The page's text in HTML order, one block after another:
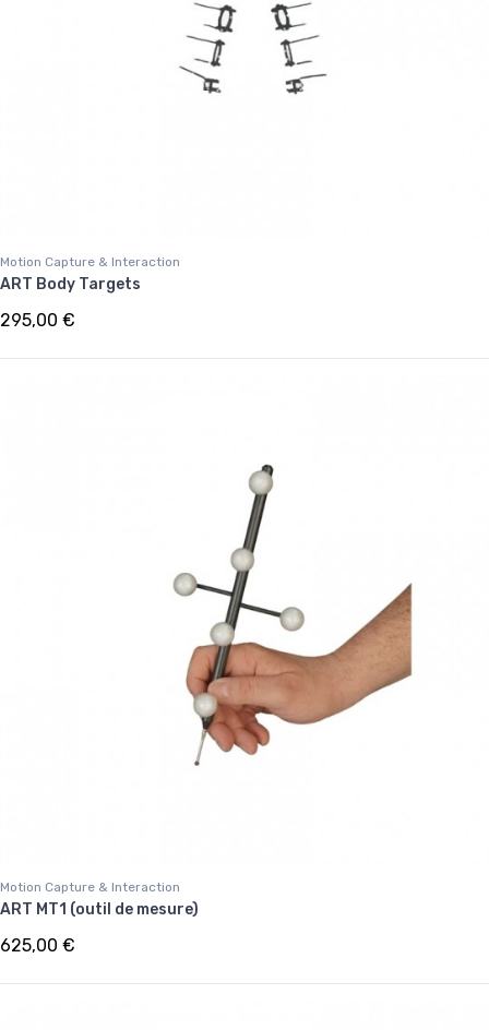
Motion Capture & Interaction
ART Body Targets
295,00 €
Motion Capture & Interaction
ART MT1 (outil de mesure)
625,00 €